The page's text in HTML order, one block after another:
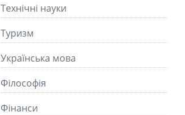
Технічні науки
Туризм
Українська мова
Філософія
Фінанси